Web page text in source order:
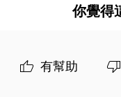
你覺得
有幫助